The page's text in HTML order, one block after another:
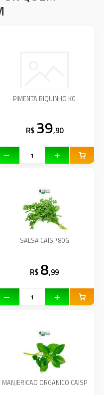
PIMENTA BIQUINHO KG
R$ 39,90
SALSA CAISP 80G
R$ 8,99
MANJERICAO ORGANICO CAISP